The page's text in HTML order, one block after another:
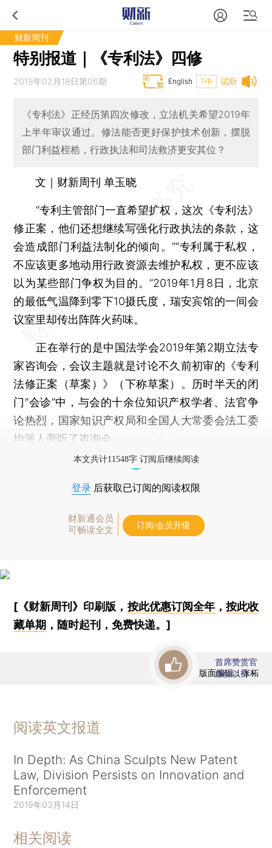
财新周刊
特别报道｜《专利法》四修
试听
2019年02月18日第06期 T中
English
《专利法》正经历第四次修改，立法机关希望2019年
上半年审议通过。修法能否更好保护技术创新，摆脱
部门利益桎梏，行政执法和司法救济更安其位？
文｜财新周刊 单玉晓
“专利主管部门一直希望扩权，这次《专利法》
修正案，他们还想继续写强化行政执法的条款，这
会造成部门利益法制化的倾向。”“专利属于私权，
不应该更多地动用行政资源去维护私权，更不应该
以为某些部门争权为目的。”2019年1月8日，北京
的最低气温降到零下10摄氏度，瑞安宾馆的一间会
议室里却传出阵阵火药味。
正在举行的是中国法学会2019年第2期立法专
家咨询会，会议主题就是讨论不久前初审的《专利
法修正案（草案）》（下称草案）。历时半天的闭
门“会诊”中，与会的十余位知识产权学者、法官争
论热烈，国家知识产权局和全国人大常委会法工委
均派人旁听了咨询会。
本文共计11548字 订阅后继续阅读
登录 后获取已订阅的阅读权限
财新通会员
可畅读全文
订阅/会员升级
[《财新周刊》印刷版， 按此优惠订阅全年， 按此收
藏单期 ，随时起刊，免费快递。]
版面编辑：张柘
首席赞赏官
虚位以待
阅读英文报道
In Depth: As China Sculpts New Patent
Law, Division Persists on Innovation and
Enforcement
2019年03月14日
相关阅读